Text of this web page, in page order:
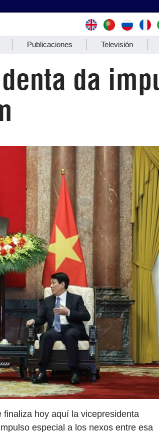
Publicaciones Televisión
da
hoy aquí la vicepresidenta
especial a los nexos entre esa